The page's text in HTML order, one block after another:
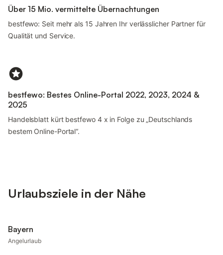
Über 15 Mio. vermittelte Übernachtungen
bestfewo: Seit mehr als 15 Jahren Ihr verlässlicher Partner für
Qualität und Service.
bestfewo: Bestes Online-Portal 2022, 2023, 2024 &
2025
Handelsblatt kürt bestfewo 4 x in Folge zu „Deutschlands
bestem Online-Portal“.
Urlaubsziele in der Nähe
Bayern
Angelurlaub